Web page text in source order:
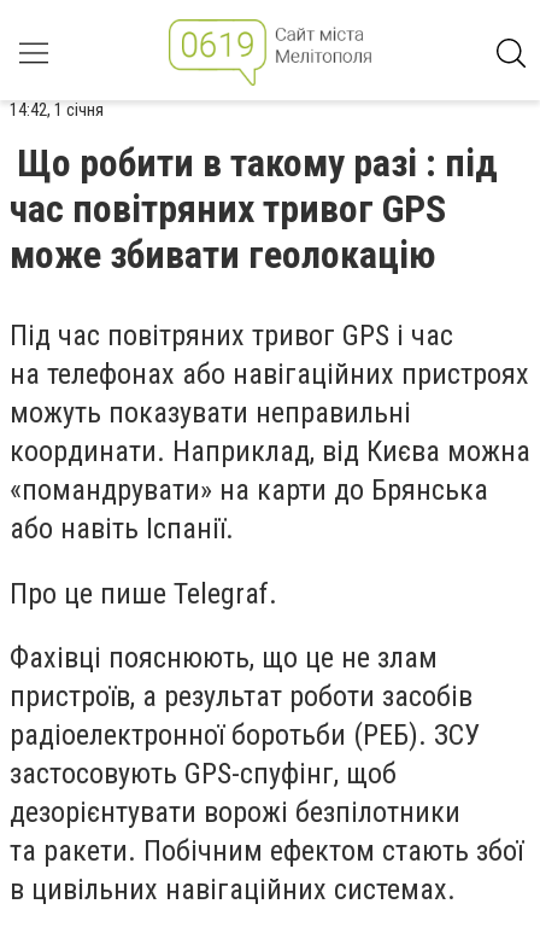
14:42, 1 січня
Що робити в такому разі : під
час повітряних тривог GPS
може збивати геолокацію
Під час повітряних тривог GPS і час
на телефонах або навігаційних пристроях
можуть показувати неправильні
координати. Наприклад, від Києва можна
«помандрувати» на карти до Брянська
або навіть Іспанії.
Про це пише Telegraf.
Фахівці пояснюють, що це не злам
пристроїв, а результат роботи засобів
радіоелектронної боротьби (РЕБ). ЗСУ
застосовують GPS-спуфінг, щоб
дезорієнтувати ворожі безпілотники
та ракети. Побічним ефектом стають збої
в цивільних навігаційних системах.